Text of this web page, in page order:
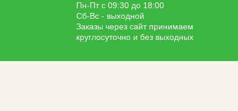
Пн-Пт с 09:30 до 18:00
Сб-Вс - выходной
Заказы через сайт принимаем
круглосуточно и без выходных